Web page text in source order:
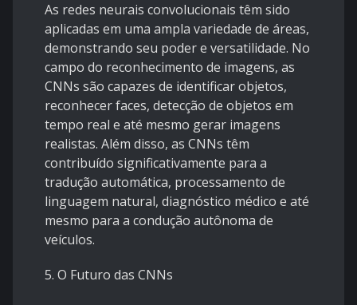
As redes neurais convolucionais têm sido
aplicadas em uma ampla variedade de áreas,
demonstrando seu poder e versatilidade. No
campo do reconhecimento de imagens, as
CNNs são capazes de identificar objetos,
reconhecer faces, detecção de objetos em
tempo real e até mesmo gerar imagens
realistas. Além disso, as CNNs têm
contribuído significativamente para a
tradução automática, processamento de
linguagem natural, diagnóstico médico e até
mesmo para a condução autônoma de
veículos.
5. O Futuro das CNNs